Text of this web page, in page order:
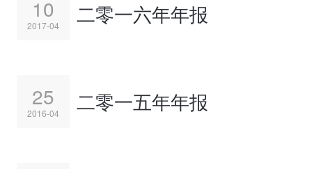
10
2017-04 二零一六年年报
25
2016-04 二零一五年年报